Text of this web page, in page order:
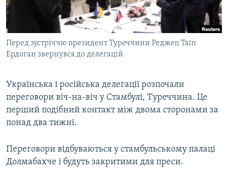
ВІДЕОУРОКИ «ELIFBE»
СВІДЧЕННЯ ОКУПАЦІЇ
УКРАЇНСЬКА ПРОБЛЕМА КРИМУ
Qırımtatar
Усі сайти RFE/RL
Перед зустріччю президент Туреччини Реджеп Таїп
Ердоган звернувся до делегацій
Українська і російська делегації розпочали
переговори віч-на-віч у Стамбулі, Туреччина. Це
перший подібний контакт між двома сторонами за
понад два тижні.
Переговори відбуваються у стамбульському палаці
Долмабахче і будуть закритими для преси.